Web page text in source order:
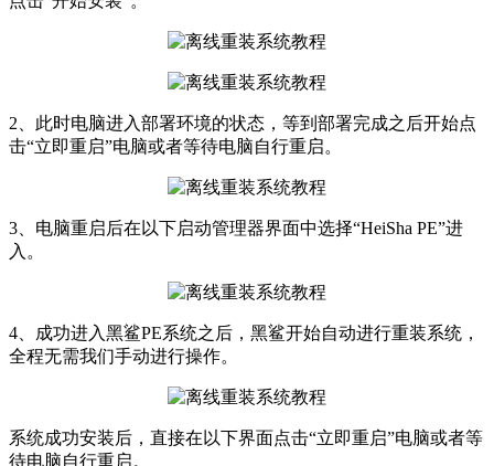
2、此时电脑进入部署环境的状态，等到部署完成之后开始点
击“立即重启”电脑或者等待电脑自行重启。
3、电脑重启后在以下启动管理器界面中选择“HeiSha PE”进
入。
4、成功进入黑鲨PE系统之后，黑鲨开始自动进行重装系统，
全程无需我们手动进行操作。
系统成功安装后，直接在以下界面点击“立即重启”电脑或者等
待电脑自行重启。